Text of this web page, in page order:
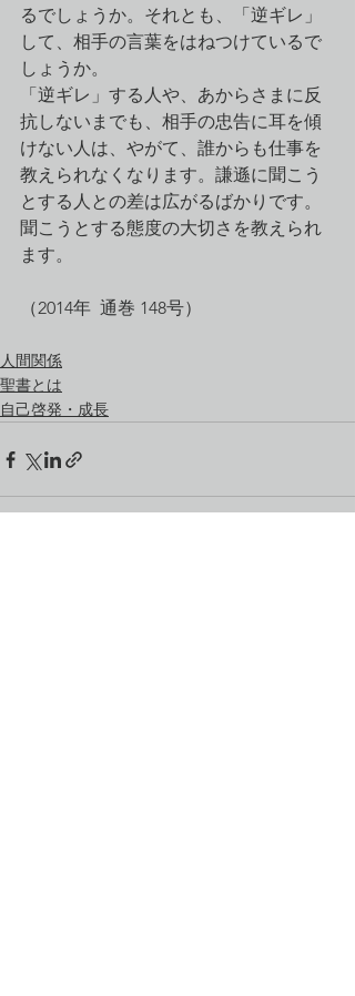
るでしょうか。それとも、「逆ギレ」
して、相手の言葉をはねつけているで
しょうか。
「逆ギレ」する人や、あからさまに反
抗しないまでも、相手の忠告に耳を傾
けない人は、やがて、誰からも仕事を
教えられなくなります。謙遜に聞こう
とする人との差は広がるばかりです。
聞こうとする態度の大切さを教えられ
ます。
（2014年  通巻 148号）
人間関係
聖書とは
自己啓発・成長